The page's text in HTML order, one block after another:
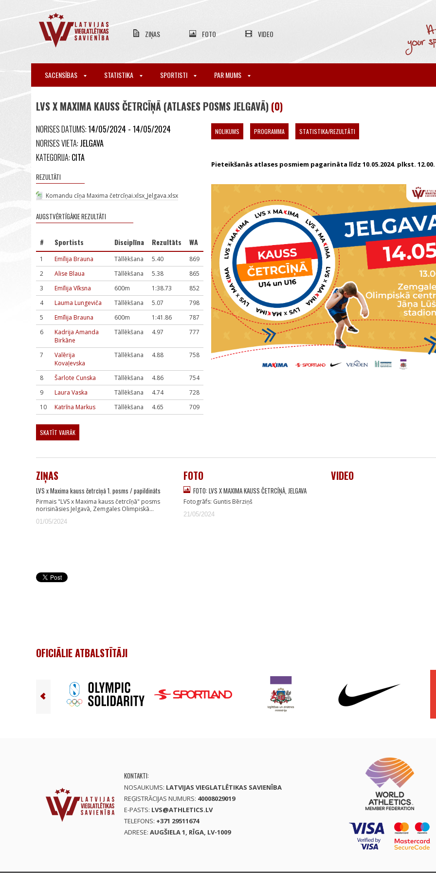
ZIŅAS FOTO VIDEO
SACENSĪBAS STATISTIKA SPORTISTI PAR MUMS
LVS X MAXIMA KAUSS ČETRCĪŅĀ (ATLASES POSMS JELGAVĀ) (0)
NORISES DATUMS:14/05/2024 - 14/05/2024
NORISES VIETA: JELGAVA
KATEGORIJA: CITA
REZULTĀTI
Komandu cīņa Maxima četrcīņai.xlsx_Jelgava.xlsx
AUGSTVĒRTĪGĀKIE REZULTĀTI
# Sportists Disciplīna Rezultāts WA
1 Emīlija Brauna Tāllēkšana 5.40
869
2
Alise Blaua Tāllēkšana 5.38
865
3
Emīlija Vīksna 600m 1:38.73
852
4
Lauma Lungeviča Tāllēkšana 5.07
798
5
Emīlija Brauna 600m 1:41.86
787
6
Kadrija Amanda
Birkāne
Tāllēkšana 4.97 777
7
Valērija
Kovaļevska
Tāllēkšana 4.88 758
8 Šarlote Cunska Tāllēkšana 4.86
754
9
Laura Vaska Tāllēkšana 4.74
728
10
Katrīna Markus Tāllēkšana 4.65 709
SKATĪT VAIRĀK
NOLIKUMS PROGRAMMA STATISTIKA/REZULTĀTI
Pieteikšanās atlases posmiem pagarināta līdz 10.05.2024. plkst. 12.00.
ZIŅAS
LVS x Maxima kauss četrcīņā 1. posms / papildināts
Pirmais "LVS x Maxima kauss četrcīņā" posms
norisināsies Jelgavā, Zemgales Olimpiskā…
01/05/2024
FOTO
FOTO: LVS X MAXIMA KAUSS ČETRCĪŅĀ, JELGAVA
Fotogrāfs: Guntis Bērziņš
21/05/2024
VIDEO
OFICIĀLIE ATBALSTĪTĀJI
KONTAKTI:
NOSAUKUMS: LATVIJAS VIEGLATLĒTIKAS SAVIENĪBA
REĢISTRĀCIJAS NUMURS: 40008029019
E-PASTS: LVS@ATHLETICS.LV
TELEFONS: +371 29511674
ADRESE: AUGŠIELA 1, RĪGA, LV-1009